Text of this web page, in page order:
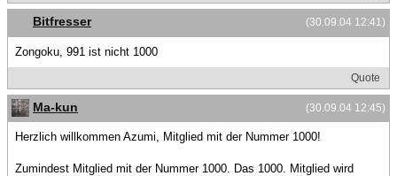
(30.09.04 12:41)
Bitfresser
Zongoku, 991 ist nicht 1000
Quote
(30.09.04 12:45)
Ma-kun
Herzlich willkommen Azumi, Mitglied mit der Nummer 1000!
Zumindest Mitglied mit der Nummer 1000. Das 1000. Mitglied wird